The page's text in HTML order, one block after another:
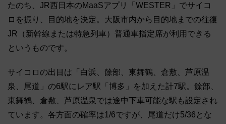
たのち、JR西日本のMaaSアプリ「WESTER」でサイコ
ロを振り、目的地を決定。大阪市内から目的地までの往復
JR（新幹線または特急列車）普通車指定席が利用できる
というものです。
サイコロの出目は「白浜、餘部、東舞鶴、倉敷、芦原温
泉、尾道」の6駅にレア駅「博多」を加えた計7駅。餘部、
東舞鶴、倉敷、芦原温泉では途中下車可能な駅も設定され
ています。各方面の確率は1/6ですが、尾道だけ5/36とな